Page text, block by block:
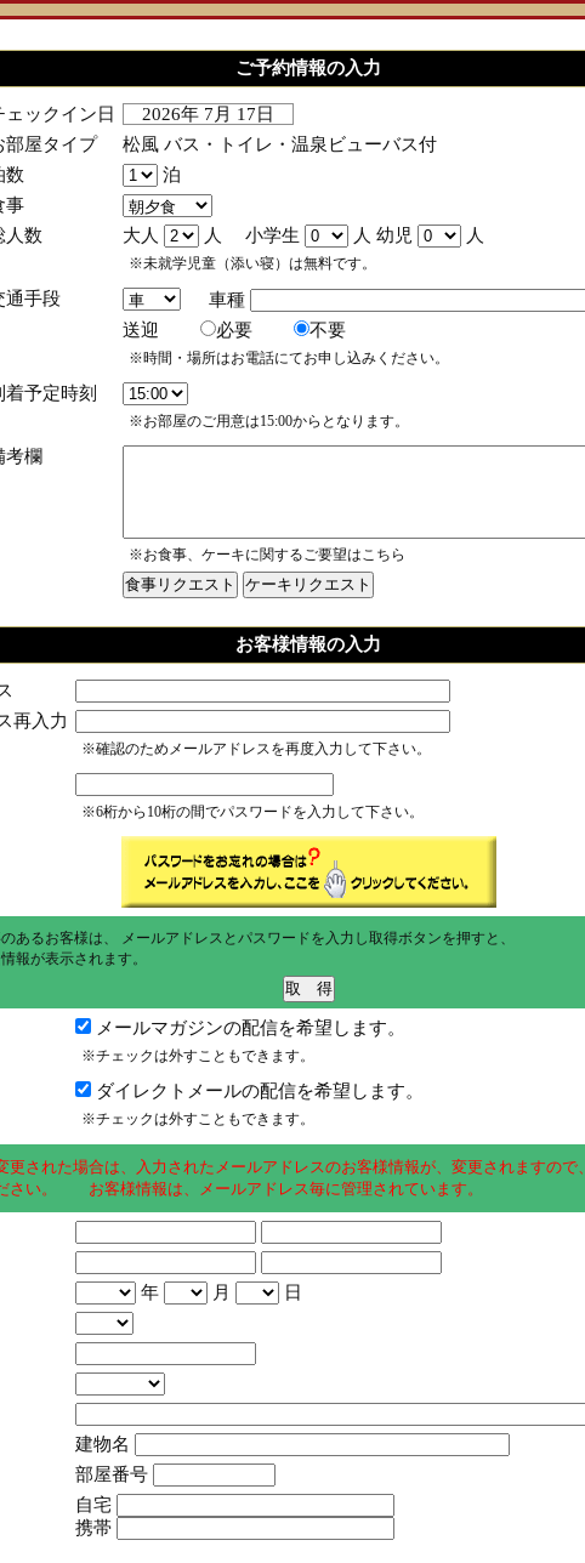
ご予約情報の入力
ェックイン日
2026年 7月 17日
部屋タイプ
松風 バス・トイレ・温泉ビューバス付
数
泊
事
人数
大人 人 小学生 人 幼児 人
※未就学児童（添い寝）は無料です。
通手段
車種
送迎
必要 不要
※時間・場所はお電話にてお申し込みください。
着予定時刻
※お部屋のご用意は15:00からとなります。
考欄
※お食事、ケーキに関するご要望はこちら
お客様情報の入力
再入力
※確認のためメールアドレスを再度入力して下さい。
※6桁から10桁の間でパスワードを入力して下さい。
あるお客様は、 メールアドレスとパスワードを入力し取得ボタンを押すと、
報が表示されます。
メールマガジンの配信を希望します。
※チェックは外すこともできます。
ダイレクトメールの配信を希望します。
※チェックは外すこともできます。
更された場合は、入力されたメールアドレスのお客様情報が、変更されますので、
さい。 お客様情報は、メールアドレス毎に管理されています。
年 月
日
建物名
部屋番号
自宅
携帯